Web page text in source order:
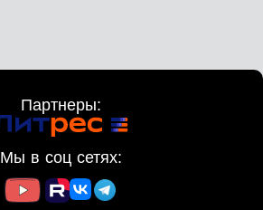
Партнеры:
Мы в соц сетях: